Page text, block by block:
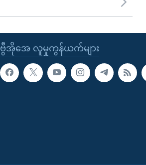
ဗွီအိုအေ လူမှုကွန်ယက်များ